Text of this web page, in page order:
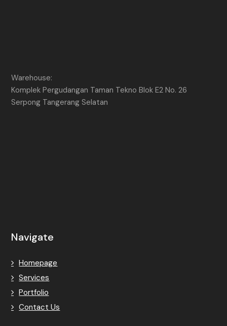
Warehouse:
Komplek Pergudangan Taman Tekno Blok E2 No. 26
Serpong Tangerang Selatan
Navigate
Homepage
Services
Portfolio
Contact Us